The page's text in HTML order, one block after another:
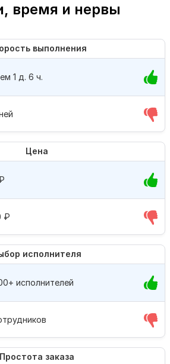
время и нервы
выполнения
1 д. 6 ч.
Цена
₽
исполнителя
исполнителей
Простота заказа